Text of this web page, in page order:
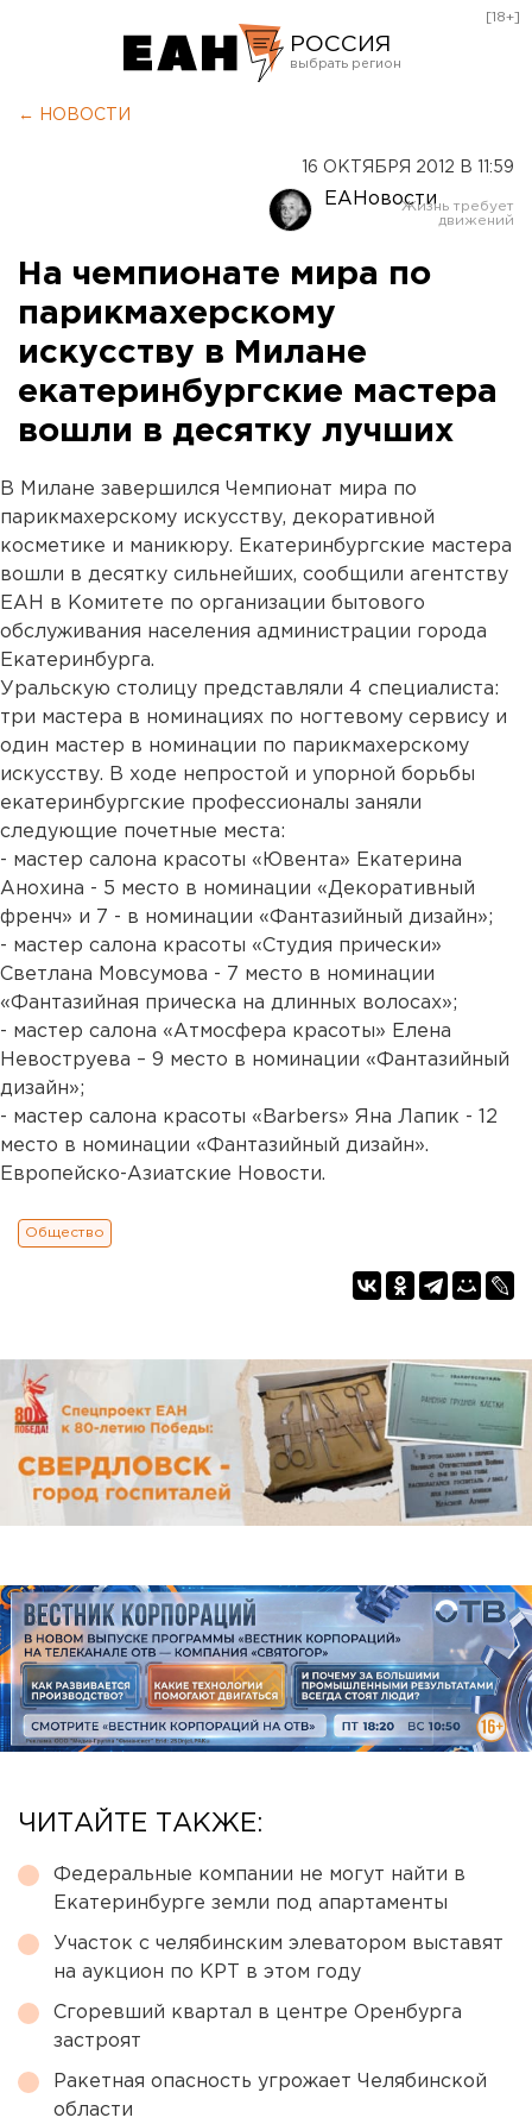
РОССИЯ
Оренбург
[18+]
← НОВОСТИ
16 ОКТЯБРЯ 2012 В 11:59
ЕАНовости
На чемпионате мира по
парикмахерскому
искусству в Милане
екатеринбургские мастера
вошли в десятку лучших
В Милане завершился Чемпионат мира по
парикмахерскому искусству, декоративной
косметике и маникюру. Екатеринбургские мастера
вошли в десятку сильнейших, сообщили агентству
ЕАН в Комитете по организации бытового
обслуживания населения администрации города
Екатеринбурга.
Уральскую столицу представляли 4 специалиста:
три мастера в номинациях по ногтевому сервису и
один мастер в номинации по парикмахерскому
искусству. В ходе непростой и упорной борьбы
екатеринбургские профессионалы заняли
следующие почетные места:
- мастер салона красоты «Ювента» Екатерина
Анохина - 5 место в номинации «Декоративный
френч» и 7 - в номинации «Фантазийный дизайн»;
- мастер салона красоты «Студия прически»
Светлана Мовсумова - 7 место в номинации
«Фантазийная прическа на длинных волосах»;
- мастер салона «Атмосфера красоты» Елена
Невоструева – 9 место в номинации «Фантазийный
дизайн»;
- мастер салона красоты «Barbers» Яна Лапик - 12
место в номинации «Фантазийный дизайн».
Европейско-Азиатские Новости.
Общество
ЧИТАЙТЕ ТАКЖЕ:
Федеральные компании не могут найти в
Екатеринбурге земли под апартаменты
Участок с челябинским элеватором выставят
на аукцион по КРТ в этом году
Сгоревший квартал в центре Оренбурга
застроят
Ракетная опасность угрожает Челябинской
области